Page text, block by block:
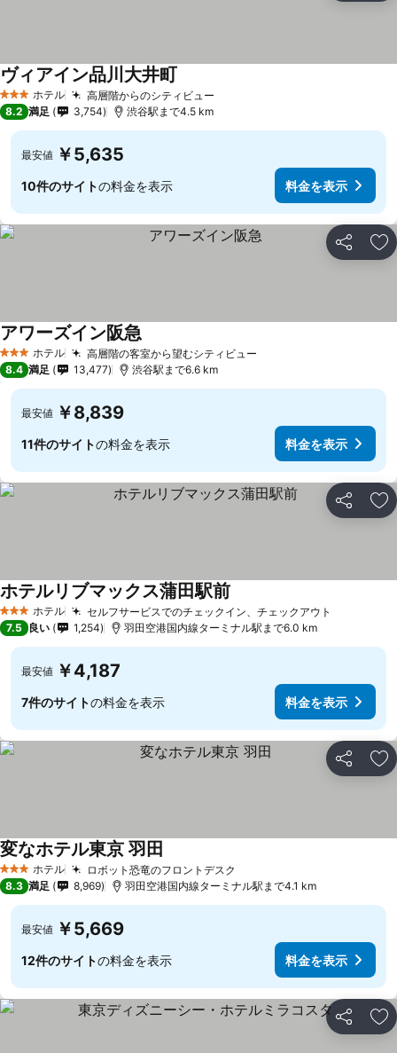
3 ホテルのランク
ホテル 高層階からのシティビュー
ヴィアイン品川大井町
8.2 満足 3,754 渋谷駅まで4.5 km
最安値 ￥5,635
10件のサイトの料金を表示 料金を表示
シェア お
3 ホテルのランク
ホテル 高層階の客室から望むシティビュー
アワーズイン阪急
8.4 満足 13,477 渋谷駅まで6.6 km
最安値 ￥8,839
11件のサイトの料金を表示 料金を表示
シェア お
3 ホテルのランク
ホテル セルフサービスでのチェックイン、チェックアウト
ホテルリブマックス蒲田駅前
7.5 良い 1,254 羽田空港国内線ターミナル駅まで6.0 km
最安値 ￥4,187
7件のサイトの料金を表示 料金を表示
シェア お
3 ホテルのランク
ホテル ロボット恐竜のフロントデスク
変なホテル東京 羽田
8.3 満足 8,969 羽田空港国内線ターミナル駅まで4.1 km
最安値 ￥5,669
12件のサイトの料金を表示 料金を表示
シェア お